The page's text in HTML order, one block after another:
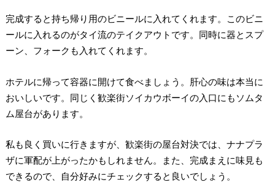
完成すると持ち帰り用のビニールに入れてくれます。このビニ
ールに入れるのがタイ流のテイクアウトです。同時に器とスプ
ーン、フォークも入れてくれます。
ホテルに帰って容器に開けて食べましょう。肝心の味は本当に
おいしいです。同じく歓楽街ソイカウボーイの入口にもソムタ
ム屋台があります。
私も良く買いに行きますが、歓楽街の屋台対決では、ナナプラ
ザに軍配が上がったかもしれません。また、完成まえに味見も
できるので、自分好みにチェックすると良いでしょう。